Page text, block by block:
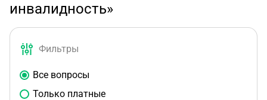
инвалидность»
Фильтры
Все вопросы
Только платные